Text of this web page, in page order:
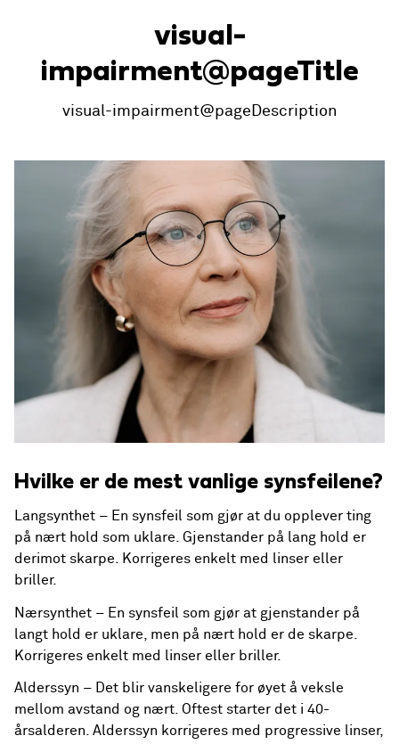
visual-
impairment@pageTitle
visual-impairment@pageDescription
Hvilke er de mest vanlige synsfeilene?
Langsynthet – En synsfeil som gjør at du opplever ting
på nært hold som uklare. Gjenstander på lang hold er
derimot skarpe. Korrigeres enkelt med linser eller
briller.
Nærsynthet – En synsfeil som gjør at gjenstander på
langt hold er uklare, men på nært hold er de skarpe.
Korrigeres enkelt med linser eller briller.
Alderssyn – Det blir vanskeligere for øyet å veksle
mellom avstand og nært. Oftest starter det i 40-
årsalderen. Alderssyn korrigeres med progressive linser,